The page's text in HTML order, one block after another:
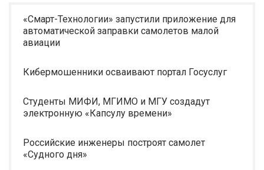
«Смарт-Технологии» запустили приложение для
автоматической заправки самолетов малой
авиации
Кибермошенники осваивают портал Госуслуг
Студенты МИФИ, МГИМО и МГУ создадут
электронную «Капсулу времени»
Российские инженеры построят самолет
«Судного дня»